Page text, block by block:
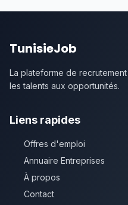
TunisieJob
La plateforme de
les talents aux opportunités.
Liens rapides
Offres d'emploi
Annuaire Entreprises
À propos
Contact